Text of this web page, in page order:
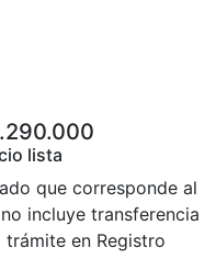
lista
que corresponde al
incluye transferencia
en Registro